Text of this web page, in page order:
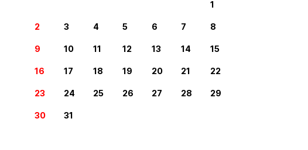
1
2 3 4 5 6 7 8
9 10 11 12 13 14 15
16 17 18 19 20 21 22
23 24 25 26 27 28 29
30 31